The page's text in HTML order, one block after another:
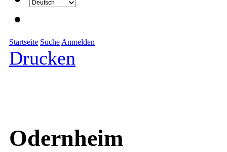
Startseite Suche Anmelden
Drucken
Odernheim